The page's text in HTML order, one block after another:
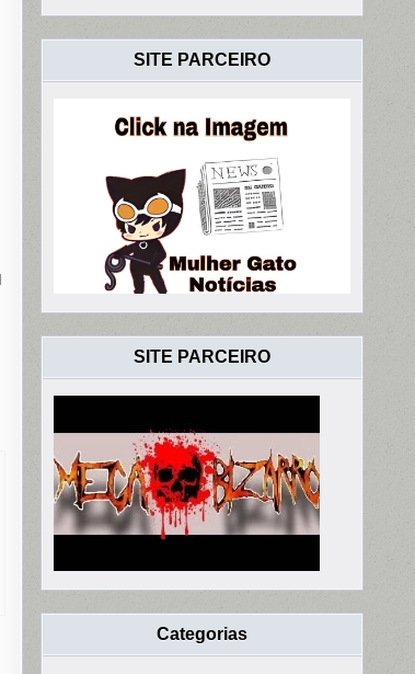
SITE PARCEIRO
SITE PARCEIRO
Categorias